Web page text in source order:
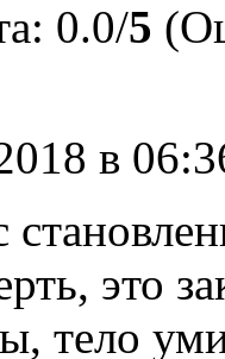
0.0/5
в
это
тело